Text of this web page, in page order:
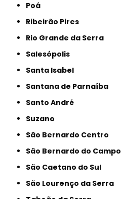
Poá
Ribeirão Pires
Rio Grande da Serra
Salesópolis
Santa Isabel
Santana de Parnaíba
Santo André
Suzano
São Bernardo Centro
São Bernardo do Campo
São Caetano do Sul
São Lourenço da Serra